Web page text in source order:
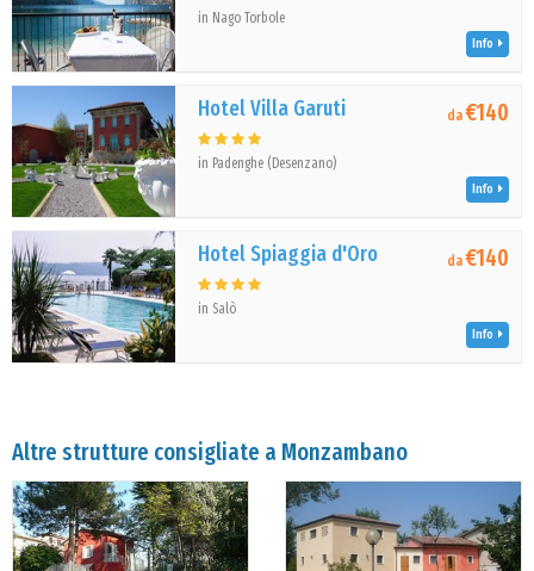
in Nago Torbole
Info
Hotel Villa Garuti
in Padenghe (Desenzano)
da€140
Info
Hotel Spiaggia d'Oro
in Salò
da€140
Info
Altre strutture consigliate a Monzambano